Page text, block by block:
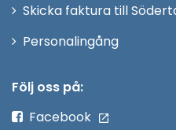
Skicka faktura till
PersonalingångÖppna
Följ oss på:
Facebook